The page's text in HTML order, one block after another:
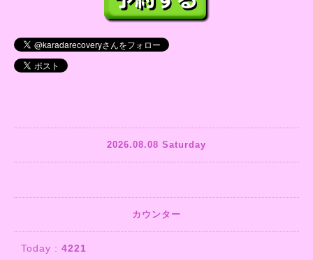
2026.08.08 Saturday
カウンター
Today : 4221